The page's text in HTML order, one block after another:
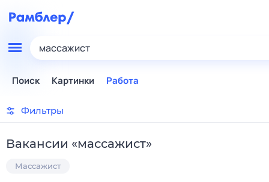
массажист
Поиск Картинки Работа
Фильтры
Вакансии «массажист»
Массажист